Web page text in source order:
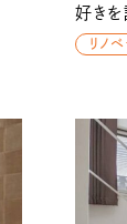
好き
リノ